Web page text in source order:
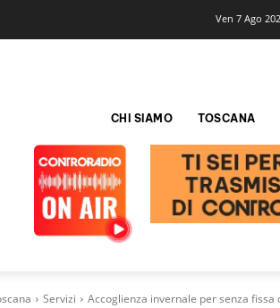
Ven 7 Ago
CHI SIAMO TOSCANA
Servizi Accoglienza invernale per senza fissa